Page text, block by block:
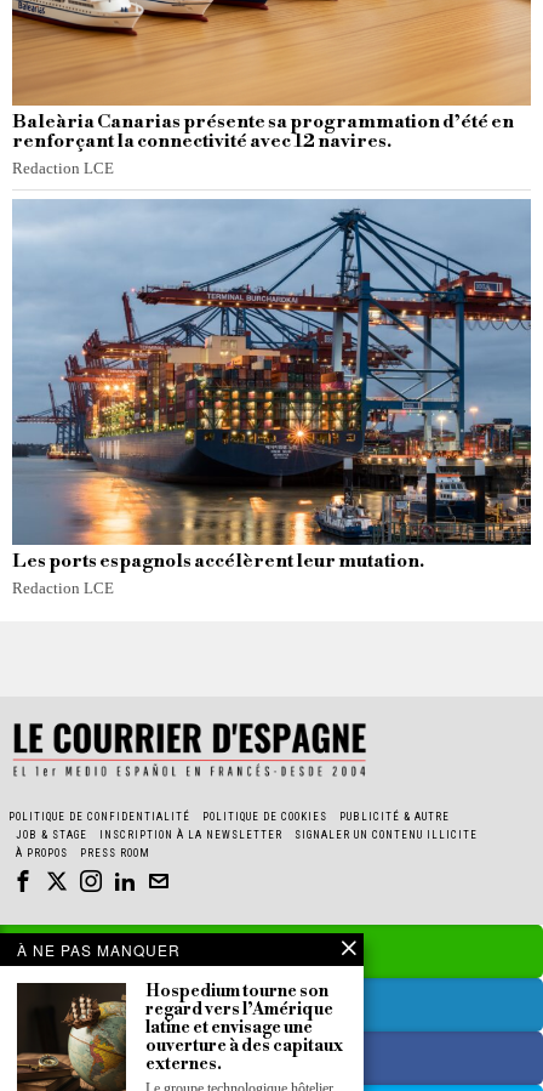
Baleària Canarias présente sa programmation d’été en
renforçant la connectivité avec 12 navires.
Redaction LCE
Les ports espagnols accélèrent leur mutation.
Redaction LCE
POLITIQUE DE CONFIDENTIALITÉ POLITIQUE DE COOKIES
PUBLICITÉ & AUTRE
JOB & STAGE
INSCRIPTION À LA NEWSLETTER
SIGNALER UN CONTENU ILLICITE
À PROPOS
PRESS ROOM
À NE PAS MANQUER
Hospedium tourne son
regard vers l’Amérique
latine et envisage une
ouverture à des capitaux
externes.